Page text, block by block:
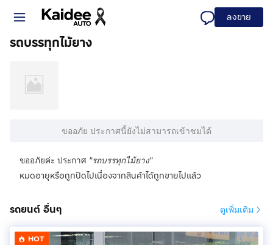
ลงขาย
รถบรรทุกไม้ยาง
ขออภัย ประกาศนี้ยังไม่สามารถเข้าชมได้
ขออภัยค่ะ ประกาศ "รถบรรทุกไม้ยาง"
หมดอายุหรือถูกปิดไปเนื่องจากสินค้าได้ถูกขายไปแล้ว
รถยนต์ อื่นๆ ดูเพิ่มเติม
HOT